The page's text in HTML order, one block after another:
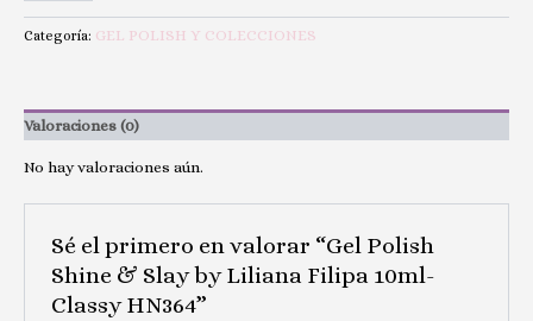
Categoría: GEL POLISH Y COLECCIONES
Valoraciones (0)
No hay valoraciones aún.
Sé el primero en valorar “Gel Polish
Shine & Slay by Liliana Filipa 10ml-
Classy HN364”